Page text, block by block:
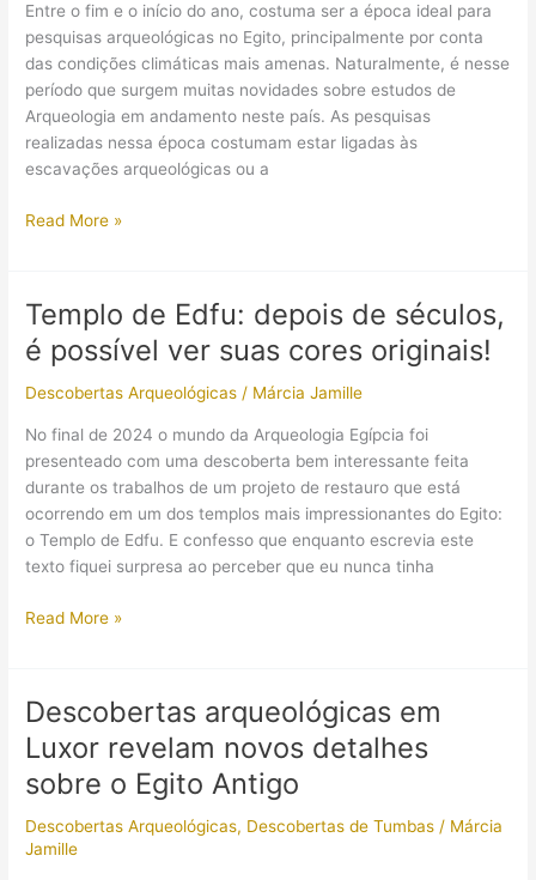
tumba
da
época
dos
faraós
Entre o fim e o início do ano, costuma ser a época ideal para
pesquisas arqueológicas no Egito, principalmente por conta
das condições climáticas mais amenas. Naturalmente, é nesse
período que surgem muitas novidades sobre estudos de
Arqueologia em andamento neste país. As pesquisas
realizadas nessa época costumam estar ligadas às
escavações arqueológicas ou a
Templo
II
(Ramsés:
Grande)
está
sendo
restaurado
Read More »
Templo de Edfu: depois de séculos,
é possível ver suas cores originais!
Descobertas Arqueológicas / Márcia Jamille
No final de 2024 o mundo da Arqueologia Egípcia foi
presenteado com uma descoberta bem interessante feita
durante os trabalhos de um projeto de restauro que está
ocorrendo em um dos templos mais impressionantes do Egito:
o Templo de Edfu. E confesso que enquanto escrevia este
texto fiquei surpresa ao perceber que eu nunca tinha
Templo
de
séculos,
é
possível
ver
suas
Read More »
Descobertas arqueológicas em
Luxor revelam novos detalhes
sobre o Egito Antigo
Descobertas Arqueológicas, Descobertas de Tumbas / Márcia
Jamille